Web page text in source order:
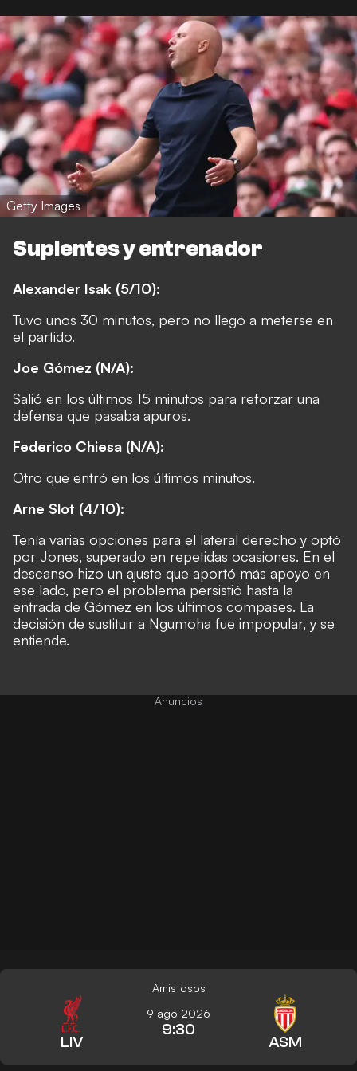
Getty Images
Suplentes y entrenador
Alexander Isak (5/10):
Tuvo unos 30 minutos, pero no llegó a meterse en
el partido.
Joe Gómez (N/A):
Salió en los últimos 15 minutos para reforzar una
defensa que pasaba apuros.
Federico Chiesa (N/A):
Otro que entró en los últimos minutos.
Arne Slot (4/10):
Tenía varias opciones para el lateral derecho y optó
por Jones, superado en repetidas ocasiones. En el
descanso hizo un ajuste que aportó más apoyo en
ese lado, pero el problema persistió hasta la
entrada de Gómez en los últimos compases. La
decisión de sustituir a Ngumoha fue impopular, y se
entiende.
Amistosos
LIV
9 ago 2026
9:30
ASM